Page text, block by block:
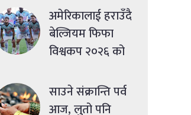
अमेरिकालाई हराउँदै
बेल्जियम फिफा
विश्वकप २०२६ को
प्रवेश
साउने संक्रान्ति पर्व
आज, लुतो पनि